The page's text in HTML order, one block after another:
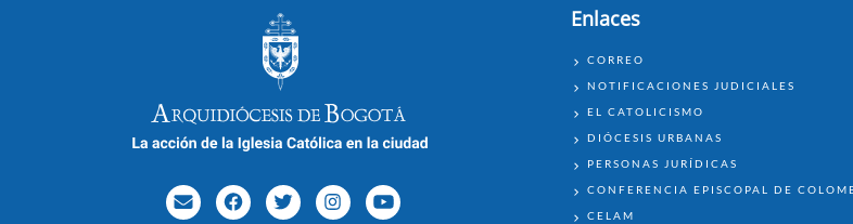
Enlaces
ENLACES
CORREO
NOTIFICACIONES JUDICIALES
EL CATOLICISMO
DIÓCESIS URBANAS
PERSONAS JURÍDICAS
CONFERENCIA EPISCOPAL DE
CELAM